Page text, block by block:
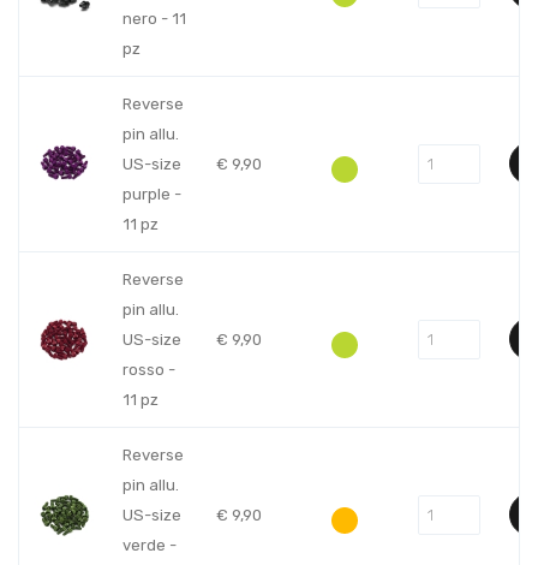
nero - 11
pz
Reverse
pin allu.
US-size
purple -
11 pz
€ 9,90
Reverse
pin allu.
US-size
rosso -
11 pz
€ 9,90
Reverse
pin allu.
US-size
verde -
€ 9,90